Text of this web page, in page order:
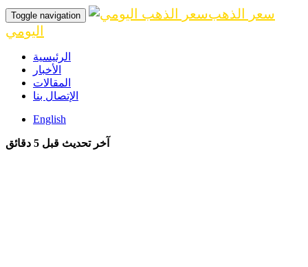
Toggle navigation
سعر الذهب
اليومي
الرئيسية
الأخبار
المقالات
الإتصال بنا
English
آخر تحديث قبل 5 دقائق